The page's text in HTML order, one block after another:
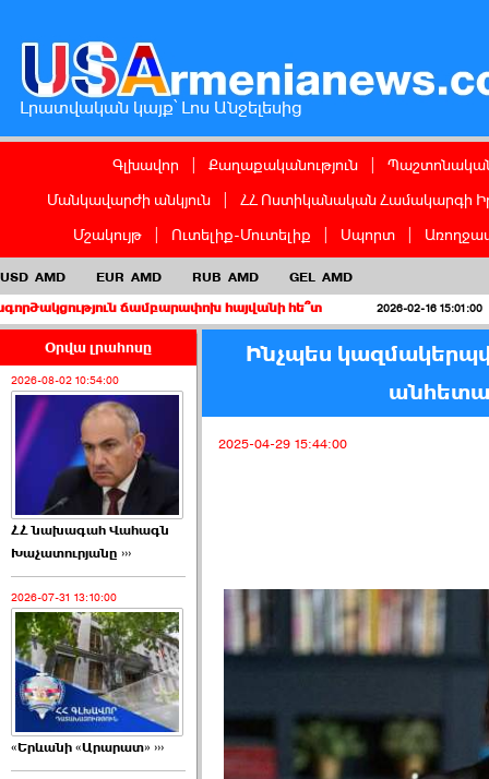
Լրատվական կայք՝ Լոս Անջելեսից
Գլխավոր Քաղաքականություն
Մանկավարժի անկյուն
ՀՀ Ոստիկանական Համակարգի
Մշակույթ
Ուտելիք-Մուտելիք Սպորտ
USD AMD EUR AMD RUB AMD GEL AMD
ճամբարափոխ հայվանի հե՞տ
2026-02-16 15:01:00 Երբ
Օրվա լրահոսը
2026-08-02 10:54:00
ՀՀ նախագահ Վահագն
Խաչատուրյանը ›››
2026-07-31 13:10:00
«Երևանի «Արարատ» ›››
Ինչպես
2025-04-29 15:44:00